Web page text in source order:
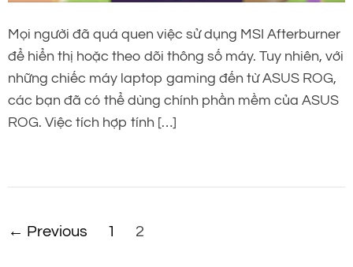
Mọi người đã quá quen việc sử dụng MSI Afterburner
để hiển thị hoặc theo dõi thông số máy. Tuy nhiên, với
những chiếc máy laptop gaming đến từ ASUS ROG,
các bạn đã có thể dùng chính phần mềm của ASUS
ROG. Việc tích hợp tính […]
P
← Previous 1 2